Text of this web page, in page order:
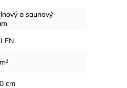
a saunový
cm